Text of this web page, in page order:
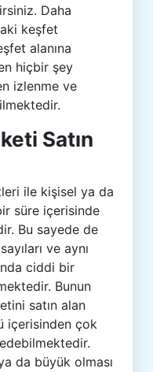
Daha
keşfet
alanına
hiçbir şey
izlenme ve
Satın
ile kişisel ya da
süre içerisinde
Bu sayede de
ve aynı
ciddi bir
Bunun
satın alan
içerisinden çok
da büyük olması